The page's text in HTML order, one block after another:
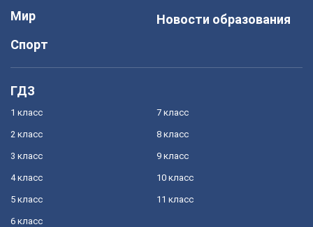
Мир
Спорт
Новости образования
ГДЗ
1 класс
2 класс
3 класс
4 класс
5 класс
6 класс
7 класс
8 класс
9 класс
10 класс
11 класс